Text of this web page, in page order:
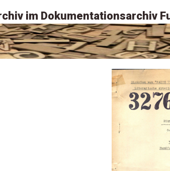
im Dokumentationsarchiv